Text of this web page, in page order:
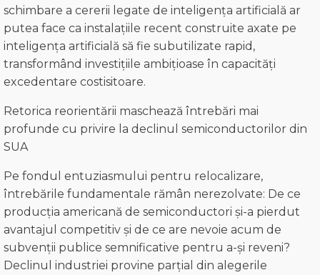
schimbare a cererii legate de inteligența artificială ar
putea face ca instalațiile recent construite axate pe
inteligența artificială să fie subutilizate rapid,
transformând investițiile ambițioase în capacități
excedentare costisitoare.
Retorica reorientării maschează întrebări mai
profunde cu privire la declinul semiconductorilor din
SUA
Pe fondul entuziasmului pentru relocalizare,
întrebările fundamentale rămân nerezolvate: De ce
producția americană de semiconductori și-a pierdut
avantajul competitiv și de ce are nevoie acum de
subvenții publice semnificative pentru a-și reveni?
Declinul industriei provine parțial din alegerile